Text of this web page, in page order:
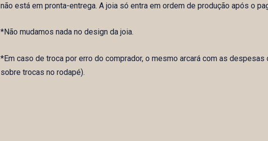
não está em pronta-entrega. A joia só entra em ordem de produção após o
*Não mudamos nada no design da joia.
*Em caso de troca por erro do comprador, o mesmo arcará com as
sobre trocas no rodapé).